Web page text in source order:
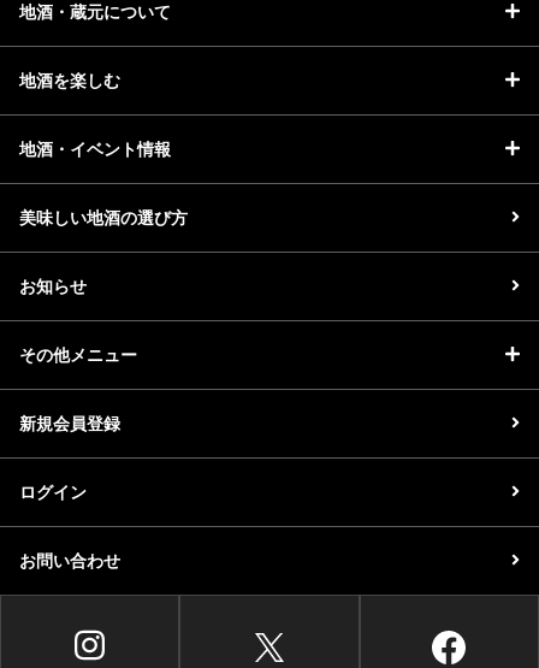
地酒・蔵元について
地酒を楽しむ
地酒・イベント情報
美味しい地酒の選び方
お知らせ
その他メニュー
新規会員登録
ログイン
お問い合わせ